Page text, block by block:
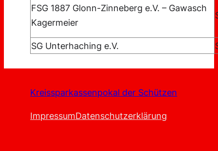
FSG 1887 Glonn-Zinneberg e.V. – Gawasch
Kagermeier
SG Unterhaching e.V.
Kreissparkassenpokal der Schützen
ImpressumDatenschutzerklärung